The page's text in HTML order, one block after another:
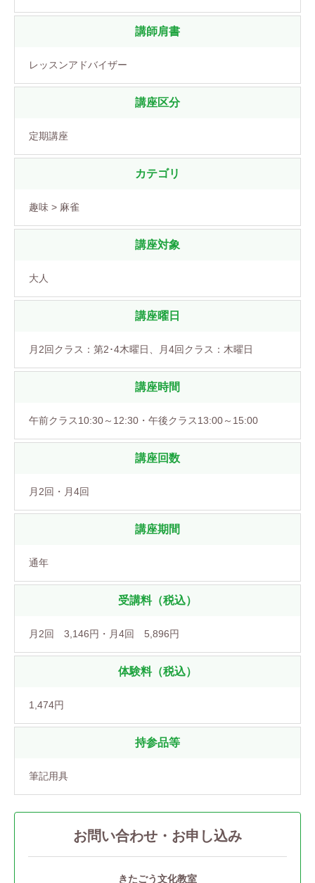
講師肩書
レッスンアドバイザー
講座区分
定期講座
カテゴリ
趣味 > 麻雀
講座対象
大人
講座曜日
月2回クラス：第2･4木曜日、月4回クラス：木曜日
講座時間
午前クラス10:30～12:30・午後クラス13:00～15:00
講座回数
月2回・月4回
講座期間
通年
受講料（税込）
月2回 3,146円・月4回 5,896円
体験料（税込）
1,474円
持参品等
筆記用具
お問い合わせ・お申し込み
きたごう文化教室